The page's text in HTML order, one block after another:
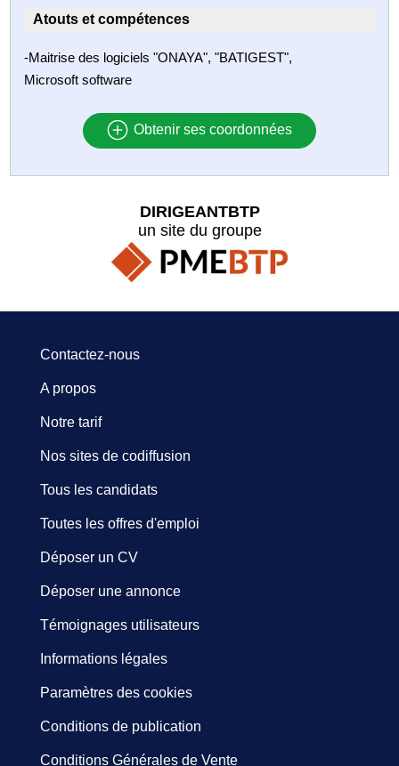
Atouts et compétences
-Maitrise des logiciels "ONAYA", "BATIGEST",
Microsoft software
Obtenir ses coordonnées
DIRIGEANTBTP
un site du groupe
Contactez-nous
A propos
Notre tarif
Nos sites de codiffusion
Tous les candidats
Toutes les offres d'emploi
Déposer un CV
Déposer une annonce
Témoignages utilisateurs
Informations légales
Paramètres des cookies
Conditions de publication
Conditions Générales de Vente